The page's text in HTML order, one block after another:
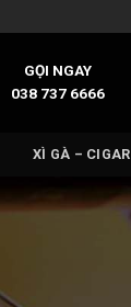
GỌI NGAY
038 737 6666
XÌ GÀ – CIGAR